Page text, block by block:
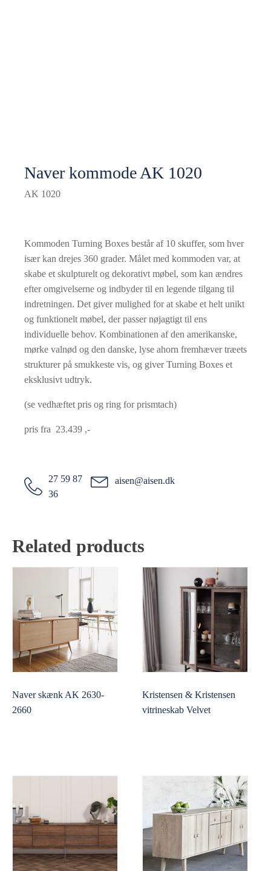
Naver kommode AK 1020
AK 1020
Kommoden Turning Boxes består af 10 skuffer, som hver
især kan drejes 360 grader. Målet med kommoden var, at
skabe et skulpturelt og dekorativt møbel, som kan ændres
efter omgivelserne og indbyder til en legende tilgang til
indretningen. Det giver mulighed for at skabe et helt unikt
og funktionelt møbel, der passer nøjagtigt til ens
individuelle behov. Kombinationen af den amerikanske,
mørke valnød og den danske, lyse ahorn fremhæver træets
strukturer på smukkeste vis, og giver Turning Boxes et
eksklusivt udtryk.
(se vedhæftet pris og ring for prismtach)
pris fra 23.439 ,-
27 59 87
36
aisen@aisen.dk
Related products
Naver skænk AK 2630-
2660
Kristensen & Kristensen
vitrineskab Velvet